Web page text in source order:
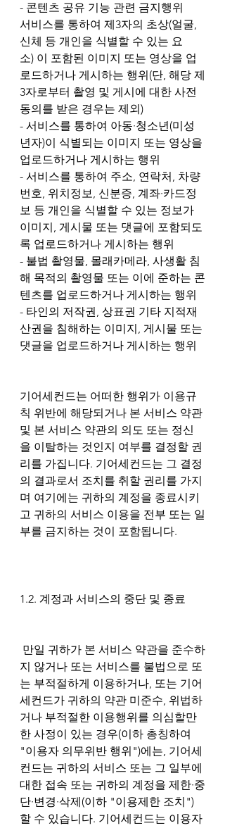
- 콘텐츠 공유 기능 관련 금지행위
서비스를 통하여 제3자의 초상(얼굴,
신체 등 개인을 식별할 수 있는 요
소) 이 포함된 이미지 또는 영상을 업
로드하거나 게시하는 행위(단, 해당 제
3자로부터 촬영 및 게시에 대한 사전
동의를 받은 경우는 제외)
- 서비스를 통하여 아동·청소년(미성
년자)이 식별되는 이미지 또는 영상을
업로드하거나 게시하는 행위
- 서비스를 통하여 주소, 연락처, 차량
번호, 위치정보, 신분증, 계좌·카드정
보 등 개인을 식별할 수 있는 정보가
이미지, 게시물 또는 댓글에 포함되도
록 업로드하거나 게시하는 행위
- 불법 촬영물, 몰래카메라, 사생활 침
해 목적의 촬영물 또는 이에 준하는 콘
텐츠를 업로드하거나 게시하는 행위
- 타인의 저작권, 상표권 기타 지적재
산권을 침해하는 이미지, 게시물 또는
댓글을 업로드하거나 게시하는 행위
기어세컨드는 어떠한 행위가 이용규
칙 위반에 해당되거나 본 서비스 약관
및 본 서비스 약관의 의도 또는 정신
을 이탈하는 것인지 여부를 결정할 권
리를 가집니다. 기어세컨드는 그 결정
의 결과로서 조치를 취할 권리를 가지
며 여기에는 귀하의 계정을 종료시키
고 귀하의 서비스 이용을 전부 또는 일
부를 금지하는 것이 포함됩니다.
1.2. 계정과 서비스의 중단 및 종료
지 않거나 또는 서비스를 불법으로 또
는 부적절하게 이용하거나, 또는 기어
세컨드가 귀하의 약관 미준수, 위법하
거나 부적절한 이용행위를 의심할만
한 사정이 있는 경우(이하 총칭하여
"이용자 의무위반 행위")에는, 기어세
컨드는 귀하의 서비스 또는 그 일부에
대한 접속 또는 귀하의 계정을 제한∙중
단∙변경∙삭제(이하 "이용제한 조치")
할 수 있습니다. 기어세컨드는 이용자